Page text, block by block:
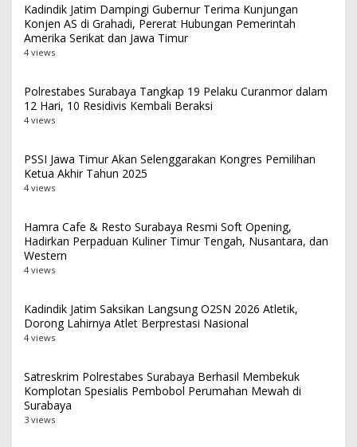
Kadindik Jatim Dampingi Gubernur Terima Kunjungan
Konjen AS di Grahadi, Pererat Hubungan Pemerintah
Amerika Serikat dan Jawa Timur
4 views
Polrestabes Surabaya Tangkap 19 Pelaku Curanmor dalam
12 Hari, 10 Residivis Kembali Beraksi
4 views
PSSI Jawa Timur Akan Selenggarakan Kongres Pemilihan
Ketua Akhir Tahun 2025
4 views
Hamra Cafe & Resto Surabaya Resmi Soft Opening,
Hadirkan Perpaduan Kuliner Timur Tengah, Nusantara, dan
Western
4 views
Kadindik Jatim Saksikan Langsung O2SN 2026 Atletik,
Dorong Lahirnya Atlet Berprestasi Nasional
4 views
Satreskrim Polrestabes Surabaya Berhasil Membekuk
Komplotan Spesialis Pembobol Perumahan Mewah di
Surabaya
3 views